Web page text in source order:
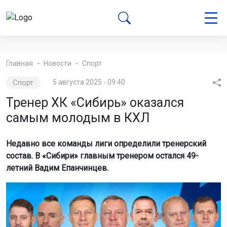
Главная Новости Спорт
Спорт 5 августа 2025 - 09:40
Тренер ХК «Сибирь» оказался
самым молодым в КХЛ
Недавно все команды лиги определили тренерский
состав. В «Сибири» главным тренером остался 49-
летний Вадим Епанчинцев.